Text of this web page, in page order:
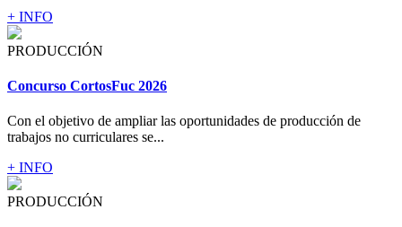
+ INFO
PRODUCCIÓN
Concurso CortosFuc 2026
Con el objetivo de ampliar las oportunidades de producción de
trabajos no curriculares se...
+ INFO
PRODUCCIÓN